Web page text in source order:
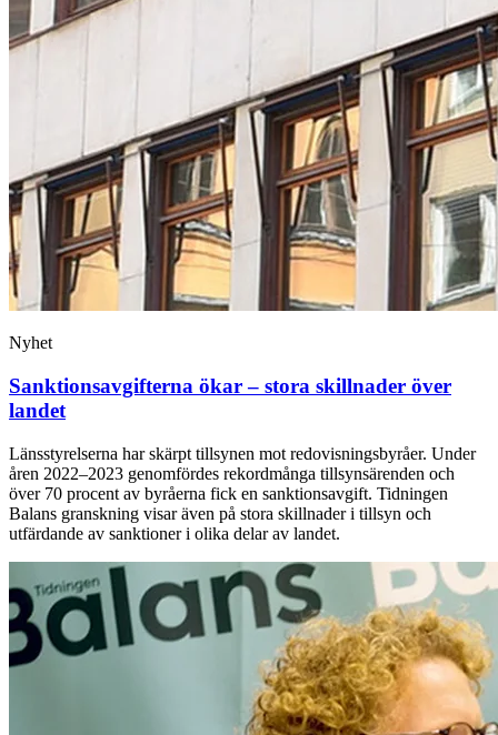
Nyhet
Sanktionsavgifterna ökar – stora skillnader över
landet
Länsstyrelserna har skärpt tillsynen mot redovisningsbyråer. Under
åren 2022–2023 genomfördes rekordmånga tillsynsärenden och
över 70 procent av byråerna fick en sanktionsavgift. Tidningen
Balans granskning visar även på stora skillnader i tillsyn och
utfärdande av sanktioner i olika delar av landet.